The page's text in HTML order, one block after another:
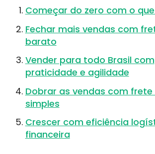
Começar do zero com o
Fechar mais vendas com
barato
Vender para todo Brasil com
praticidade e agilidade
Dobrar as vendas com frete
simples
Crescer com eficiência
financeira